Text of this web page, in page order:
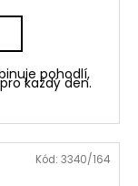
pohodlí,
každý den.
Kód: 3340/164